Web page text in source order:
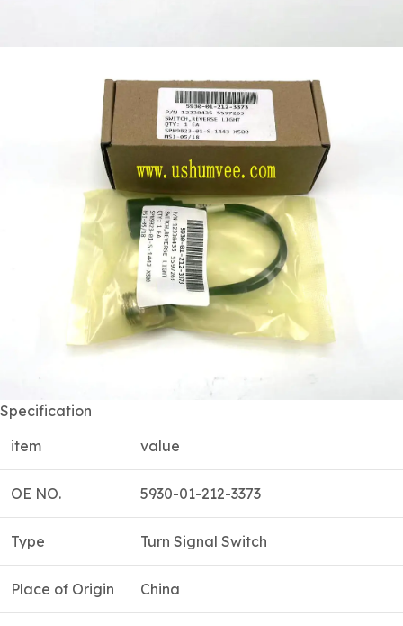
Specification
item
value
OE NO. 5930-01-212-3373
Type Turn Signal Switch
Place of Origin China